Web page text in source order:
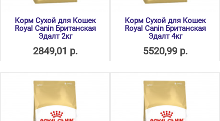
Корм Сухой для Кошек
Royal Canin Британская
Эдалт 2кг
2849,01 р.
Корм Сухой для Кошек
Royal Canin Британская
Эдалт 4кг
5520,99 р.